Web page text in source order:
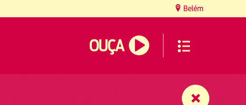
Belém
OUÇA